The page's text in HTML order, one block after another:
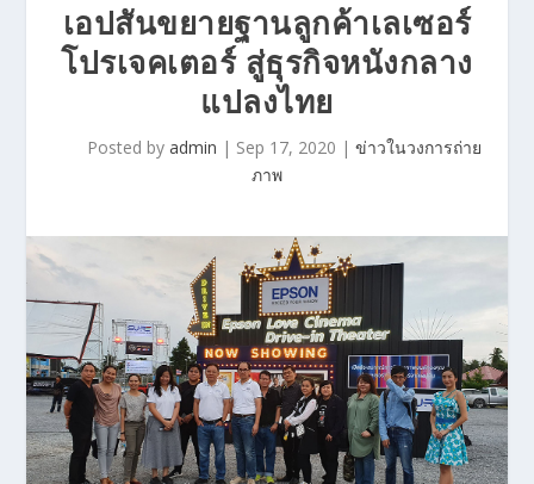
เอปสันขยายฐานลูกค้าเลเซอร์
โปรเจคเตอร์ สู่ธุรกิจหนังกลาง
แปลงไทย
Posted by admin | Sep 17, 2020 | ข่าวในวงการถ่าย
ภาพ